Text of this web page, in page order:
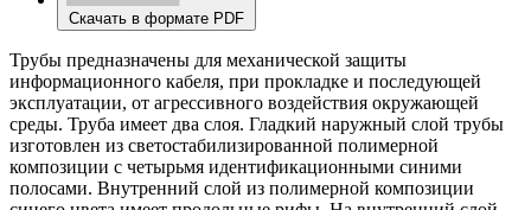
Скачать в формате PDF
Трубы предназначены для механической защиты
информационного кабеля, при прокладке и последующей
эксплуатации, от агрессивного воздействия окружающей
среды. Труба имеет два слоя. Гладкий наружный слой трубы
изготовлен из светостабилизированной полимерной
композиции с четырьмя идентификационными синими
полосами. Внутренний слой из полимерной композиции